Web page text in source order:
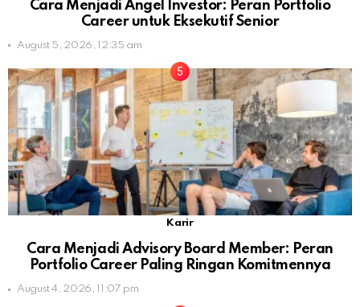
Cara Menjadi Angel Investor: Peran Portfolio
Career untuk Eksekutif Senior
August 5, 2026, 12:35 am
Karir
Cara Menjadi Advisory Board Member: Peran
Portfolio Career Paling Ringan Komitmennya
August 4, 2026, 11:07 pm